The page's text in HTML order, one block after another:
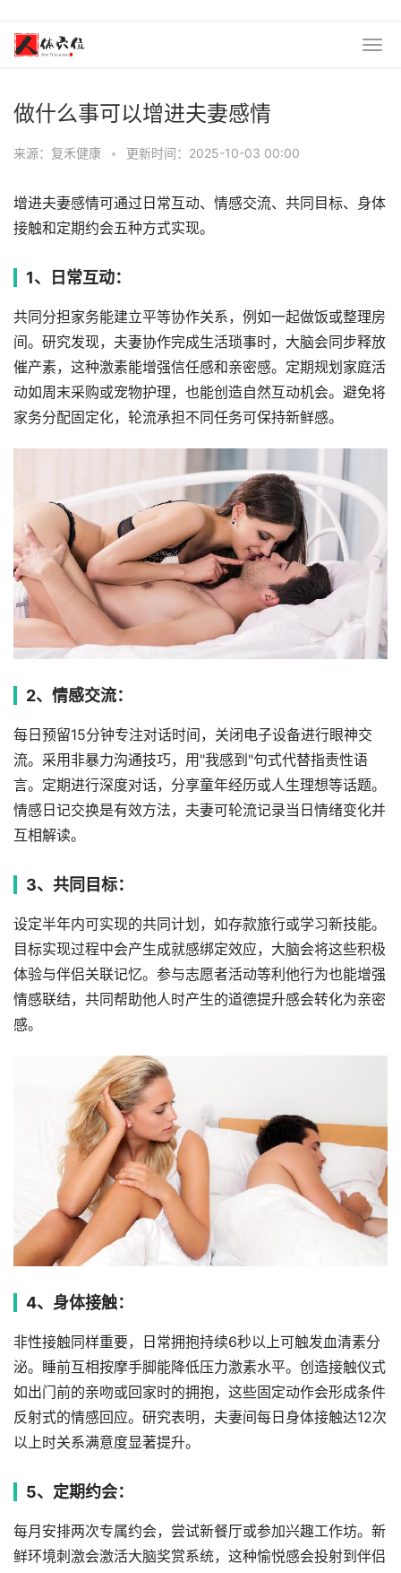
做什么事可以增进夫妻感情
来源：复禾健康 • 更新时间：2025-10-03 00:00
增进夫妻感情可通过日常互动、情感交流、共同目标、身体
接触和定期约会五种方式实现。
1、日常互动：
共同分担家务能建立平等协作关系，例如一起做饭或整理房
间。研究发现，夫妻协作完成生活琐事时，大脑会同步释放
催产素，这种激素能增强信任感和亲密感。定期规划家庭活
动如周末采购或宠物护理，也能创造自然互动机会。避免将
家务分配固定化，轮流承担不同任务可保持新鲜感。
2、情感交流：
每日预留15分钟专注对话时间，关闭电子设备进行眼神交
流。采用非暴力沟通技巧，用"我感到"句式代替指责性语
言。定期进行深度对话，分享童年经历或人生理想等话题。
情感日记交换是有效方法，夫妻可轮流记录当日情绪变化并
互相解读。
3、共同目标：
设定半年内可实现的共同计划，如存款旅行或学习新技能。
目标实现过程中会产生成就感绑定效应，大脑会将这些积极
体验与伴侣关联记忆。参与志愿者活动等利他行为也能增强
情感联结，共同帮助他人时产生的道德提升感会转化为亲密
感。
4、身体接触：
非性接触同样重要，日常拥抱持续6秒以上可触发血清素分
泌。睡前互相按摩手脚能降低压力激素水平。创造接触仪式
如出门前的亲吻或回家时的拥抱，这些固定动作会形成条件
反射式的情感回应。研究表明，夫妻间每日身体接触达12次
以上时关系满意度显著提升。
5、定期约会：
每月安排两次专属约会，尝试新餐厅或参加兴趣工作坊。新
鲜环境刺激会激活大脑奖赏系统，这种愉悦感会投射到伴侣